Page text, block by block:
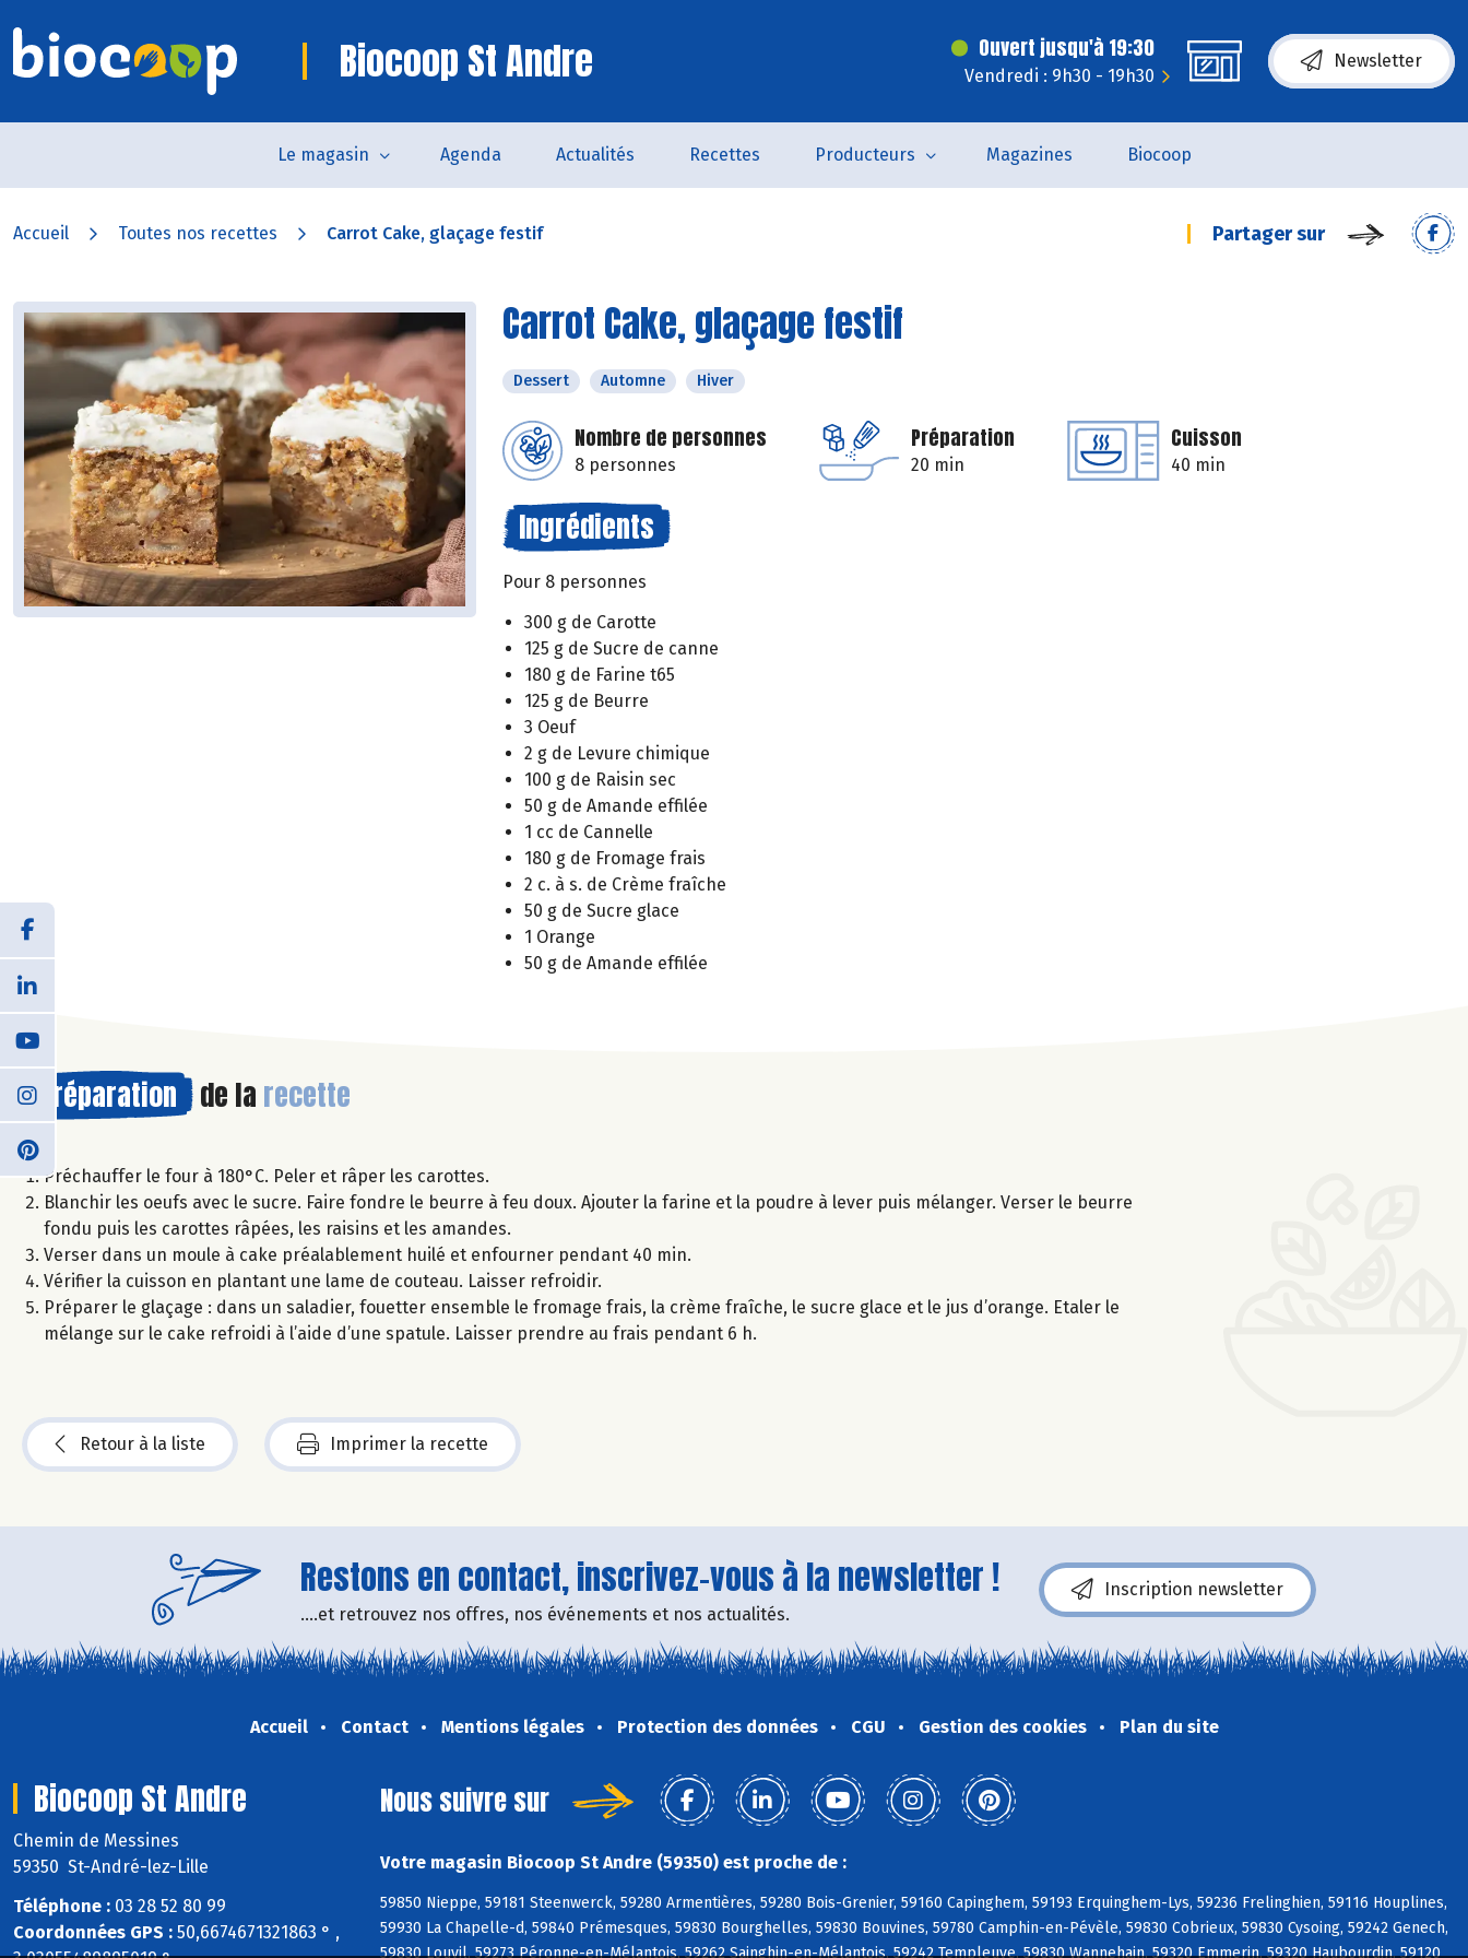
Biocoop St Andre Ouvert jusqu'à 19:30
Vendredi : 9h30 - 19h30
Newsletter
Le magasin Agenda Actualités Recettes Producteurs Magazines Biocoop
Accueil Toutes nos recettes Carrot Cake, glaçage festif Partager sur
Carrot Cake, glaçage festif
Dessert Automne Hiver
Nombre de personnes
8 personnes
Préparation
20 min
Cuisson
40 min
Ingrédients
Pour 8 personnes
300 g de Carotte
125 g de Sucre de canne
180 g de Farine t65
125 g de Beurre
3 Oeuf
2 g de Levure chimique
100 g de Raisin sec
50 g de Amande effilée
1 cc de Cannelle
180 g de Fromage frais
2 c. à s. de Crème fraîche
50 g de Sucre glace
1 Orange
50 g de Amande effilée
Préparation de la recette
Préchauffer le four à 180°C. Peler et râper les carottes.
Blanchir les oeufs avec le sucre. Faire fondre le beurre à feu doux. Ajouter la farine et la poudre à lever puis mélanger. Verser le beurre
fondu puis les carottes râpées, les raisins et les amandes.
Verser dans un moule à cake préalablement huilé et enfourner pendant 40 min.
Vérifier la cuisson en plantant une lame de couteau. Laisser refroidir.
Préparer le glaçage : dans un saladier, fouetter ensemble le fromage frais, la crème fraîche, le sucre glace et le jus d’orange. Etaler le
mélange sur le cake refroidi à l’aide d’une spatule. Laisser prendre au frais pendant 6 h.
Retour à la liste Imprimer la recette
Restons en contact, inscrivez-vous à la newsletter !
....et retrouvez nos offres, nos événements et nos actualités.
Inscription newsletter
Accueil Contact Mentions légales Protection des données CGU Gestion des cookies Plan du site
Biocoop St Andre
Chemin de Messines
59350 St-André-lez-Lille
Téléphone : 03 28 52 80 99
Coordonnées GPS : 50,6674671321863 ° ,
Nous suivre sur
Votre magasin Biocoop St Andre (59350) est proche de :
59850 Nieppe, 59181 Steenwerck, 59280 Armentières, 59280 Bois-Grenier, 59160 Capinghem, 59193 Erquinghem-Lys, 59236 Frelinghien, 59116 Houplines,
59930 La Chapelle-d, 59840 Prémesques, 59830 Bourghelles, 59830 Bouvines, 59780 Camphin-en-Pévèle, 59830 Cobrieux, 59830 Cysoing, 59242 Genech,
59830 Louvil, 59273 Péronne-en-Mélantois, 59262 Sainghin-en-Mélantois, 59242 Templeuve, 59830 Wannehain, 59320 Emmerin, 59320 Haubourdin, 59120